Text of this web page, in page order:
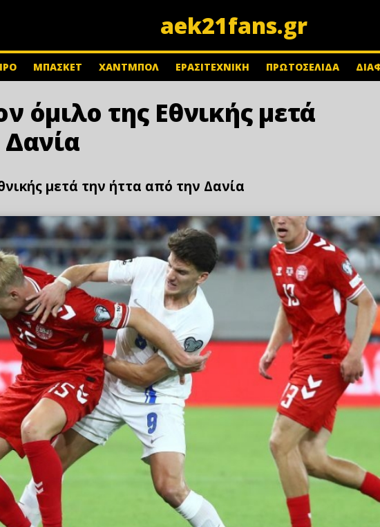
aek21fans.gr
ΜΠΑΣΚΕΤ ΧΑΝΤΜΠΟΛ ΕΡΑΣΙΤΕΧΝΙΚΗ ΠΡΩΤΟΣΕΛΙΔΑ
όμιλο της Εθνικής μετά
μετά την ήττα από την Δανία